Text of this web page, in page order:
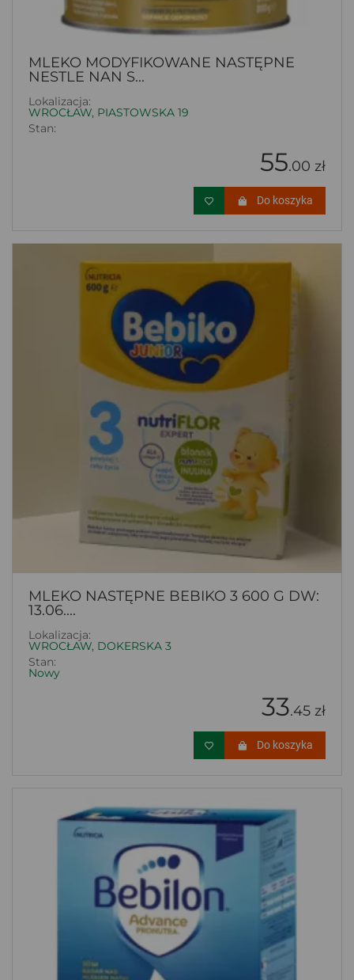
MLEKO MODYFIKOWANE NASTĘPNE
NESTLE NAN S...
Lokalizacja:
WROCŁAW, PIASTOWSKA 19
Stan:
55.00 zł
Do koszyka
MLEKO NASTĘPNE BEBIKO 3 600 G DW:
13.06....
Lokalizacja:
WROCŁAW, DOKERSKA 3
Stan:
Nowy
33.45 zł
Do koszyka